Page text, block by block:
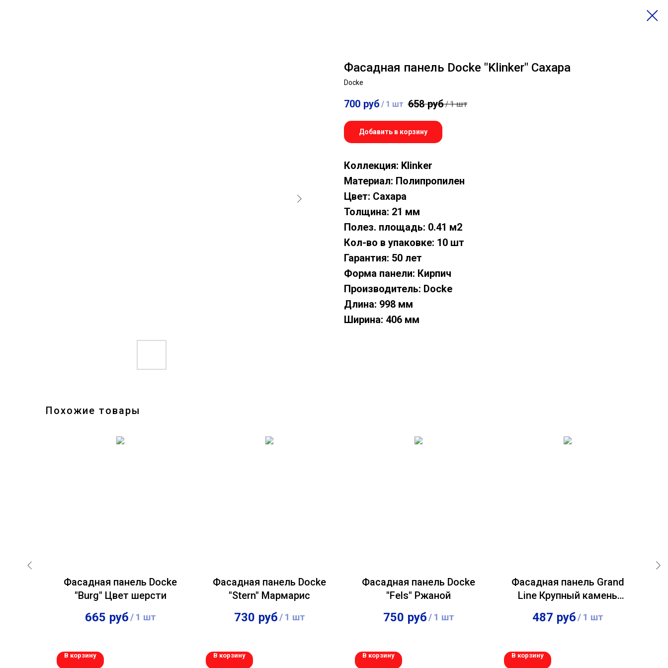
Фасадная панель Docke "Klinker" Сахара
Docke
700 руб / 1 шт 658 руб/1 шт
Добавить в корзину
Коллекция: Klinker
Материал: Полипропилен
Цвет: Сахара
Толщина: 21 мм
Полез. площадь: 0.41 м2
Кол-во в упаковке: 10 шт
Гарантия: 50 лет
Форма панели: Кирпич
Производитель: Docke
Длина: 998 мм
Ширина: 406 мм
Похожие товары
Фасадная панель Docke
"Burg" Цвет шерсти
665 руб/ 1 шт
В корзину
Фасадная панель Docke
"Stern" Мармарис
730 руб/ 1 шт
В корзину
Фасадная панель Docke
"Fels" Ржаной
750 руб/ 1 шт
В корзину
Фасадная панель Grand
Line Крупный камень
Стандарт коричневая
487 руб/ 1 шт
В корзину